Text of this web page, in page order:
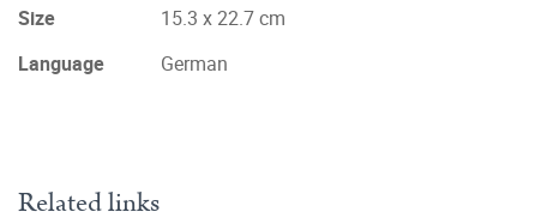
Size
15.3 x 22.7 cm
Language
German
Related links